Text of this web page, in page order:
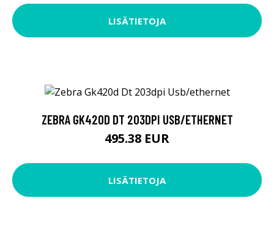
LISÄTIETOJA
ZEBRA GK420D DT 203DPI USB/ETHERNET
495.38 EUR
LISÄTIETOJA